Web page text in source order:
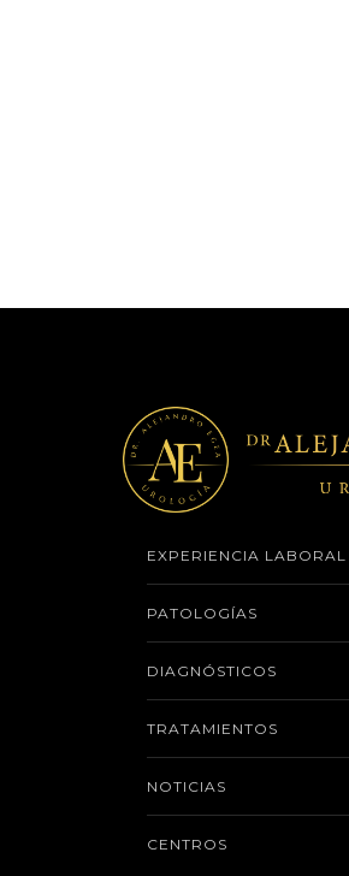
EXPERIENCIA LABORAL
PATOLOGÍAS
DIAGNÓSTICOS
TRATAMIENTOS
NOTICIAS
CENTROS